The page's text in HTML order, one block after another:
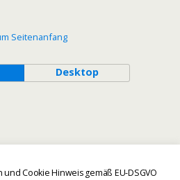
Cookie Hinweis gemäß EU-DSGVO
Seitenanfang
Desktop